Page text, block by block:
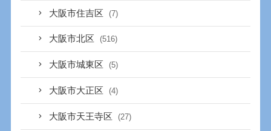
大阪市住吉区 (7)
大阪市北区 (516)
大阪市城東区 (5)
大阪市大正区 (4)
大阪市天王寺区 (27)